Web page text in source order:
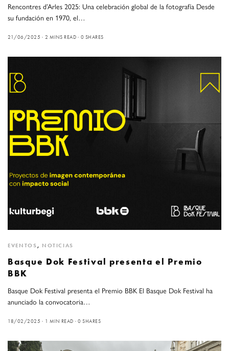
Rencontres d’Arles 2025: Una celebración global de la fotografía Desde
su fundación en 1970, el…
21/06/2025 2 MINS READ 0 SHARES
EVENTOS , NOTICIAS
Basque Dok Festival presenta el Premio
BBK
Basque Dok Festival presenta el Premio BBK El Basque Dok Festival ha
anunciado la convocatoria…
18/02/2025 1 MIN READ 0 SHARES